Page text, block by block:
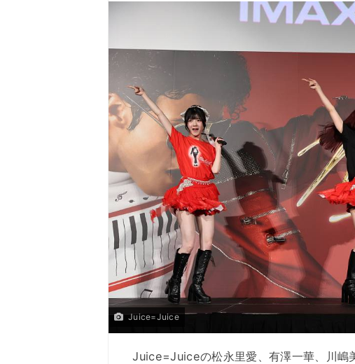
Juice=Juice
Juice=Juiceの松永里愛、有澤一華、川嶋